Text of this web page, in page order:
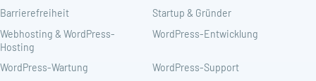
Barrierefreiheit
Startup & Gründer
Webhosting & WordPress-
Hosting
WordPress-Entwicklung
WordPress-Wartung
WordPress-Support